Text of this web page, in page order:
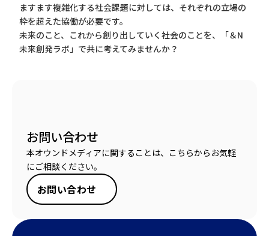
ますます複雑化する社会課題に対しては、それぞれの立場の
枠を超えた協働が必要です。
未来のこと、これから創り出していく社会のことを、「＆N
未来創発ラボ」で共に考えてみませんか？
お問い合わせ
本オウンドメディアに関することは、こちらからお気軽
にご相談ください。
お問い合わせ